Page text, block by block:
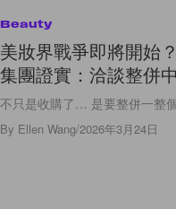
Beauty
美妝界戰爭即將開始
集團證實：洽談整併
不只是收購了… 是要整併一整
By Ellen Wang/2026年3月24日